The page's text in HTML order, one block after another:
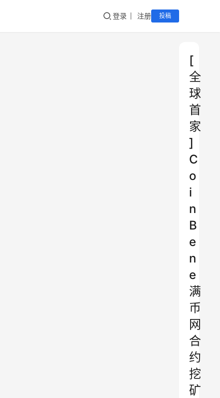
登录 注册 投稿
[
全
球
首
家
]
C
o
i
n
B
e
n
e
满
币
网
合
约
挖
矿